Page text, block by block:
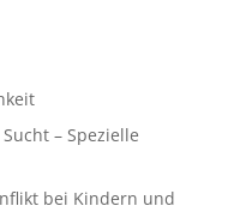
– Spezielle
bei Kindern und